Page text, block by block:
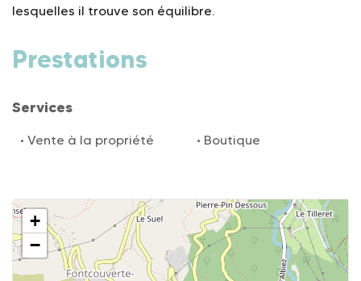
lesquelles il trouve son équilibre.
Prestations
Services
Vente à la propriété Boutique
+
−